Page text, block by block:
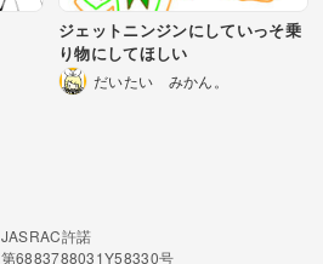
ジェットニンジンにしていっそ乗
り物にしてほしい
だいたい みかん。
JASRAC許諾
第6883788031Y58330号